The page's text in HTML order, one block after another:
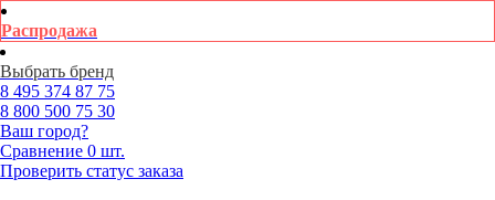
Распродажа
Выбрать бренд
8 495 374 87 75
8 800 500 75 30
Ваш город?
Сравнение 0 шт.
Проверить статус заказа